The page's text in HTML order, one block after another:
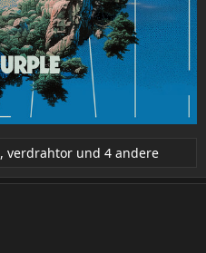
, verdrahtor und 4 andere